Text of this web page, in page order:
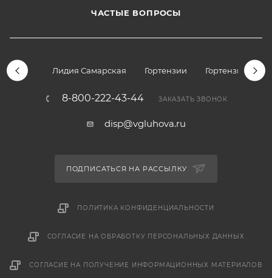
ЧАСТЫЕ ВОПРОСЫ
Лидия Самарская Гортензии Гортензии
8-800-222-43-44 ЗАКАЗАТЬ ЗВОНОК
disp@vgluhova.ru
ПОДПИСАТЬСЯ НА РАССЫЛКУ
ПОЛИТИКА КОНФИДЕНЦИАЛЬНОСТИ
СОГЛАСИЕ НА ОБРАБОТКУ ПЕРСОНАЛЬНЫХ ДАННЫХ
СОГЛАСИЕ НА ПОЛУЧЕНИЕ ИНФОРМАЦИОННЫХ МАТЕРИАЛОВ